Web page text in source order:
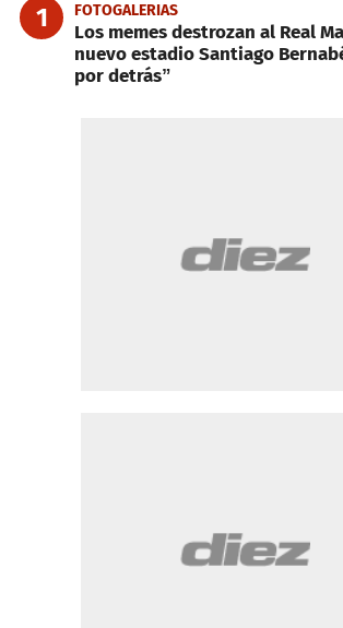
1 FOTOGALERIAS
Los memes destrozan al Real
nuevo estadio Santiago
por detrás”